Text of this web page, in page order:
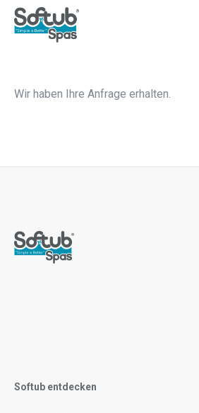
Wir haben Ihre Anfrage erhalten.
Softub entdecken